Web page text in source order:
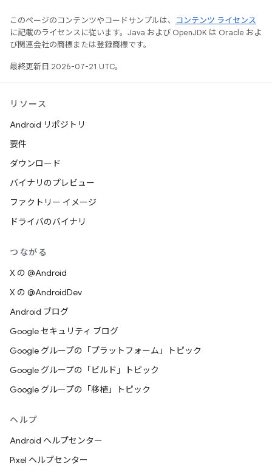
このページのコンテンツやコードサンプルは、
コンテンツ ライセンス
に記載のライセンスに従います。Java および OpenJDK は Oracle およ
び関連会社の商標または登録商標です。
最終更新日 2026-07-21 UTC。
リソース
Android リポジトリ
要件
ダウンロード
バイナリのプレビュー
ファクトリー イメージ
ドライバのバイナリ
つながる
X の @Android
X の @AndroidDev
Android ブログ
Google セキュリティ ブログ
Google グループの「プラットフォーム」トピック
Google グループの「ビルド」トピック
Google グループの「移植」トピック
ヘルプ
Android ヘルプセンター
Pixel ヘルプセンター